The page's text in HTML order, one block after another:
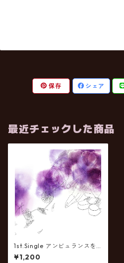
保存 シェア
最近チェックした商品
1st.Single アンビュランスを
呼ばないで［流通盤］
¥1,200